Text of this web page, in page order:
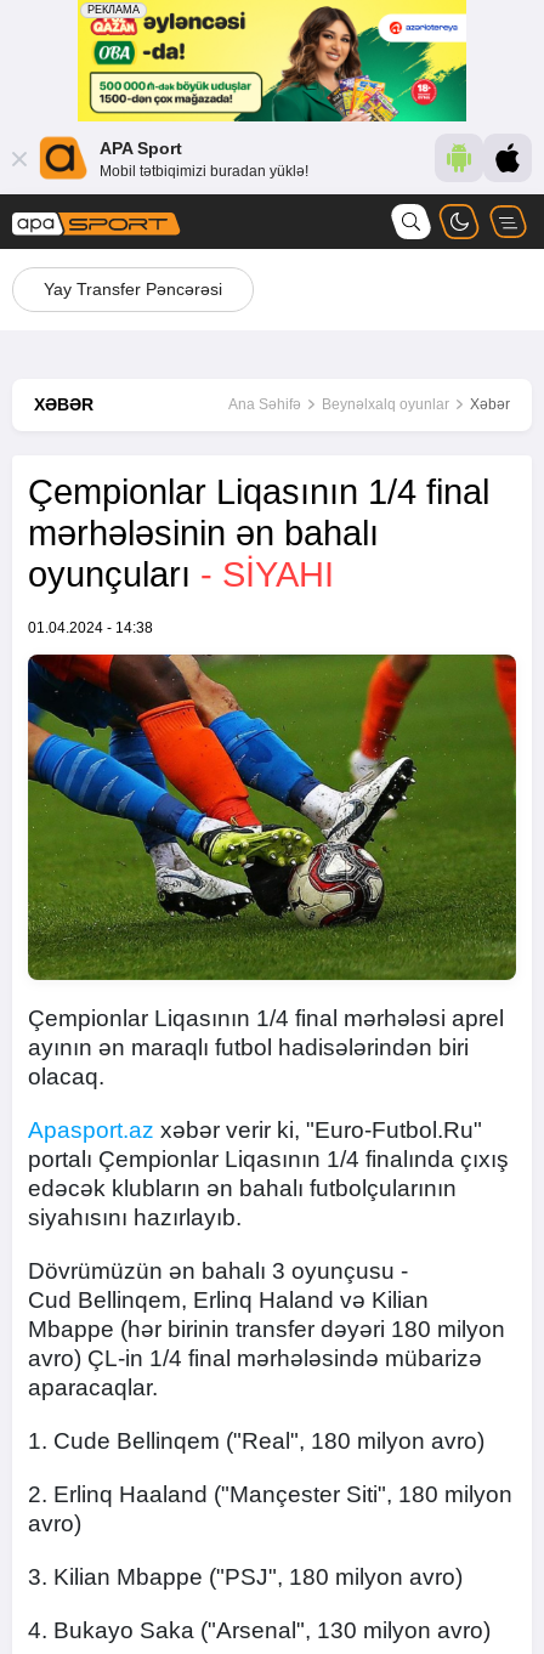
APA Sport
Mobil tətbiqimizi buradan yüklə!
Yay Transfer Pəncərəsi
XƏBƏR Ana Səhifə Beynəlxalq oyunlar Xəbər
Çempionlar Liqasının 1/4 final
mərhələsinin ən bahalı
oyunçuları - SIYAHI
01.04.2024 - 14:38
Çempionlar Liqasının 1/4 final mərhələsi aprel
ayının ən maraqlı futbol hadisələrindən biri
olacaq.
Apasport.az xəbər verir ki, "Euro-Futbol.Ru"
portalı Çempionlar Liqasının 1/4 finalında çıxış
edəcək klubların ən bahalı futbolçularının
siyahısını hazırlayıb.
Dövrümüzün ən bahalı 3 oyunçusu -
Cud Bellinqem, Erlinq Haland və Kilian
Mbappe (hər birinin transfer dəyəri 180 milyon
avro) ÇL-in 1/4 final mərhələsində mübarizə
aparacaqlar.
1. Cude Bellinqem ("Real", 180 milyon avro)
2. Erlinq Haaland ("Mançester Siti", 180 milyon
avro)
3. Kilian Mbappe ("PSJ", 180 milyon avro)
4. Bukayo Saka ("Arsenal", 130 milyon avro)